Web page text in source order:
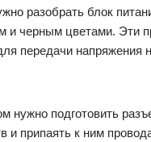
разобрать блок
и черным цветами. Эти
передачи напряжения
нужно подготовить
и припаять к ним